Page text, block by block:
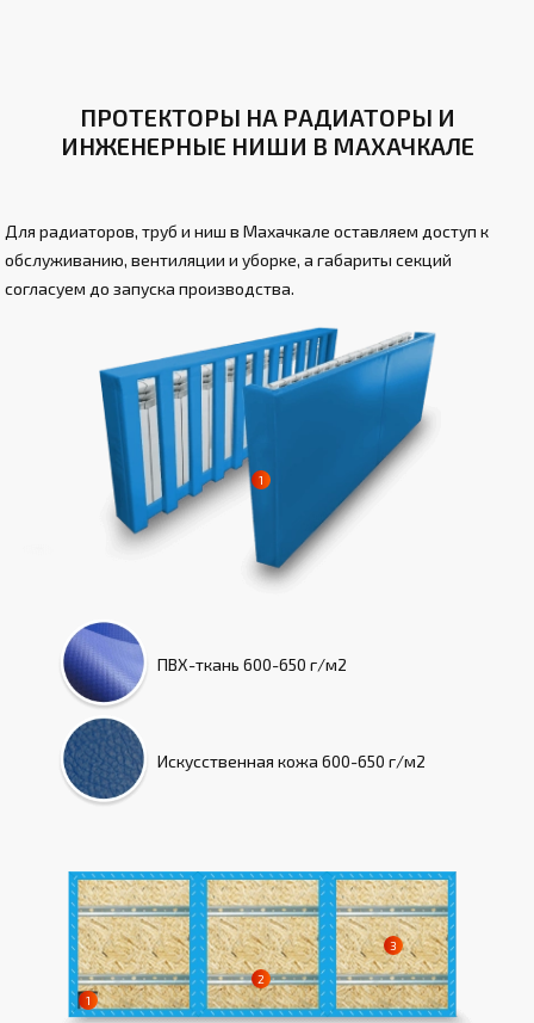
ПРОТЕКТОРЫ НА РАДИАТОРЫ И
ИНЖЕНЕРНЫЕ НИШИ В МАХАЧКАЛЕ
Для радиаторов, труб и ниш в Махачкале оставляем доступ к
обслуживанию, вентиляции и уборке, а габариты секций
согласуем до запуска производства.
ПВХ-ткань 600-650 г/м2
Искусcтвенная кожа 600-650 г/м2